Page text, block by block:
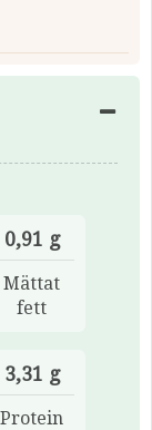
0,91 g
Mättat
fett
3,31 g
Protein